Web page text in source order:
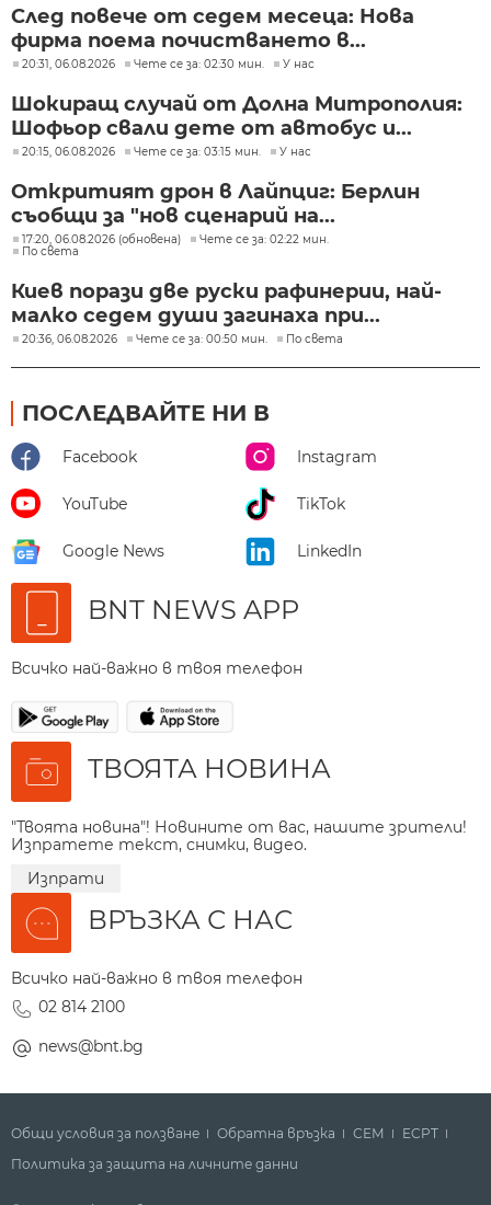
След повече от седем месеца: Нова
фирма поема почистването в...
20:31, 06.08.2026 Чете се за: 02:30 мин. У нас
Шокиращ случай от Долна Митрополия:
Шофьор свали дете от автобус и...
20:15, 06.08.2026 Чете се за: 03:15 мин. У нас
Откритият дрон в Лайпциг: Берлин
съобщи за "нов сценарий на...
17:20, 06.08.2026 (обновена)
Чете се за: 02:22 мин.
По света
Киев порази две руски рафинерии, най-
малко седем души загинаха при...
20:36, 06.08.2026 Чете се за: 00:50 мин. По света
ПОСЛЕДВАЙТЕ НИ В
Facebook Instagram
YouTube TikTok
Google News LinkedIn
BNT NEWS APP
Всичко най-важно в твоя телефон
ТВОЯТА НОВИНА
"Твоята новина"! Новините от вас, нашите зрители!
Изпратете текст, снимки, видео.
Изпрати
ВРЪЗКА С НАС
Всичко най-важно в твоя телефон
02 814 2100
news@bnt.bg
Общи условия за ползване Обратна връзка СЕМ
ECPT
Политика за защита на личните данни